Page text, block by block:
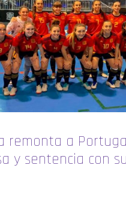
remonta a
y sentencia con